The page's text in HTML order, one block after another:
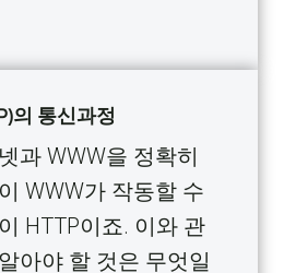
의 통신과정
과 WWW을 정확히
WWW가 작동할 수
HTTP이죠. 이와 관
아야 할 것은 무엇일